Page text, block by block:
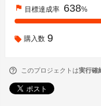
flag 目標達成率 638%
購入数 9
このプロジェクトは実行確